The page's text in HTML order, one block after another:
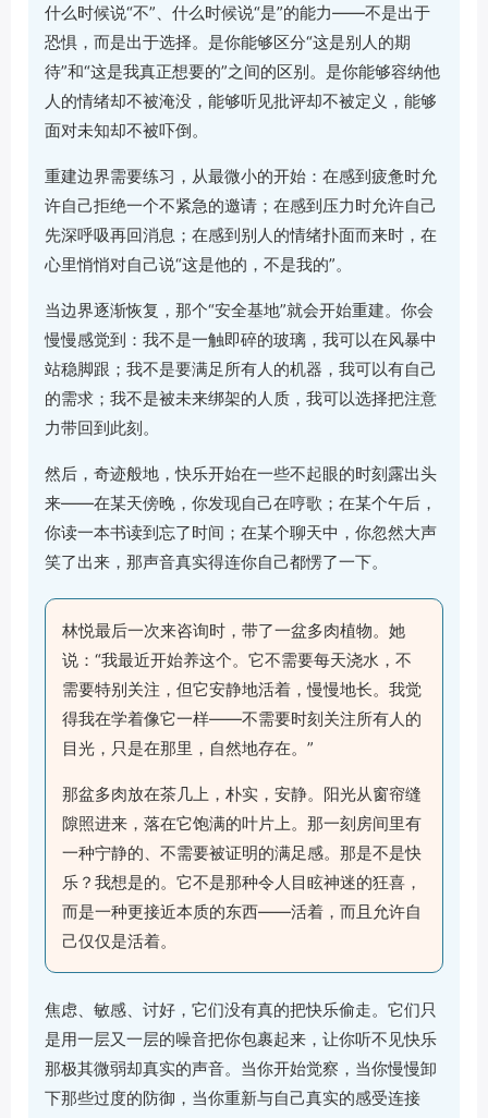
什么时候说“不”、什么时候说“是”的能力——不是出于
恐惧，而是出于选择。是你能够区分“这是别人的期
待”和“这是我真正想要的”之间的区别。是你能够容纳他
人的情绪却不被淹没，能够听见批评却不被定义，能够
面对未知却不被吓倒。
重建边界需要练习，从最微小的开始：在感到疲惫时允
许自己拒绝一个不紧急的邀请；在感到压力时允许自己
先深呼吸再回消息；在感到别人的情绪扑面而来时，在
心里悄悄对自己说“这是他的，不是我的”。
当边界逐渐恢复，那个“安全基地”就会开始重建。你会
慢慢感觉到：我不是一触即碎的玻璃，我可以在风暴中
站稳脚跟；我不是要满足所有人的机器，我可以有自己
的需求；我不是被未来绑架的人质，我可以选择把注意
力带回到此刻。
然后，奇迹般地，快乐开始在一些不起眼的时刻露出头
来——在某天傍晚，你发现自己在哼歌；在某个午后，
你读一本书读到忘了时间；在某个聊天中，你忽然大声
笑了出来，那声音真实得连你自己都愣了一下。
林悦最后一次来咨询时，带了一盆多肉植物。她
说：“我最近开始养这个。它不需要每天浇水，不
需要特别关注，但它安静地活着，慢慢地长。我觉
得我在学着像它一样——不需要时刻关注所有人的
目光，只是在那里，自然地存在。”
那盆多肉放在茶几上，朴实，安静。阳光从窗帘缝
隙照进来，落在它饱满的叶片上。那一刻房间里有
一种宁静的、不需要被证明的满足感。那是不是快
乐？我想是的。它不是那种令人目眩神迷的狂喜，
而是一种更接近本质的东西——活着，而且允许自
己仅仅是活着。
焦虑、敏感、讨好，它们没有真的把快乐偷走。它们只
是用一层又一层的噪音把你包裹起来，让你听不见快乐
那极其微弱却真实的声音。当你开始觉察，当你慢慢卸
下那些过度的防御，当你重新与自己真实的感受连接